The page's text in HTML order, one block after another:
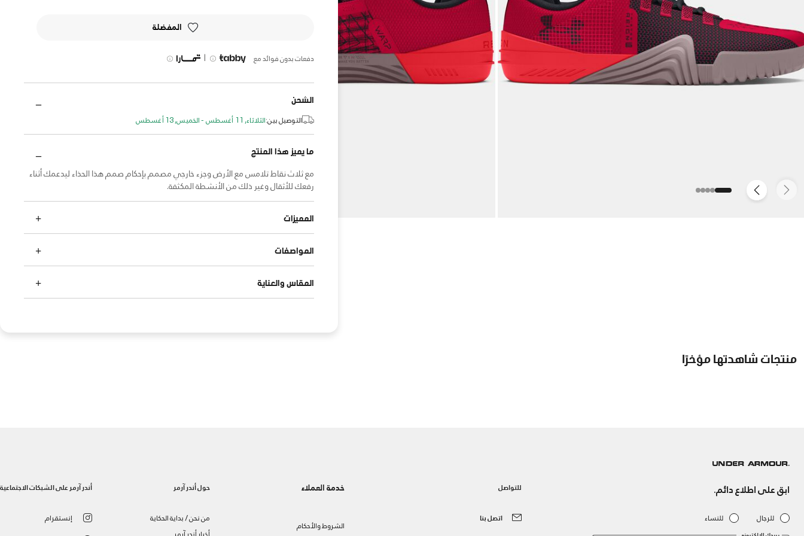
المفضلة
دفعات بدون فوائد مع |
الشحن
التوصيل بين:الثلاثاء, 11 أغسطس - الخميس, 13 أغسطس
ما يميز هذا المنتج
مع ثلاث نقاط تلامس مع الأرض وجزء خارجي مصمم بإحكام صمم هذا الحذاء ليدعمك أثناء
رفعك للأثقال وغير ذلك من الأنشطة المكثفة.
المميزات
المواصفات
المقاس والعناية
منتجات شاهدتها مؤخرًا
ابق على اطلاع دائم.
للرجال للنساء
للتواصل
اتصل بنا
خدمة العملاء
الشروط والأحكام
حول أندر آرمر
من نحن / بداية الحكاية
أخبار أندر آرمر
أندر آرمر على الشبكات الاجتماعية
إنستقرام